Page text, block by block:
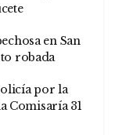
en San
robada
por la
Comisaría 31